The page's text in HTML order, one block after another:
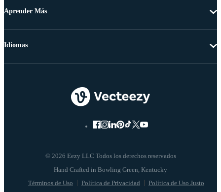
Aprender Más
© 2026 Eezy LLC Todos los derechos reservados
Términos de Uso Política de Privacidad Política de Uso Justo
Idiomas